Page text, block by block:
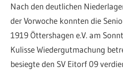
Nach den deutlichen
der Vorwoche konnten die
1919 Öttershagen e.V. am
Kulisse Wiedergutmachung
besiegte den SV Eitorf 09